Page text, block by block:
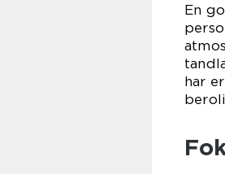
En
har